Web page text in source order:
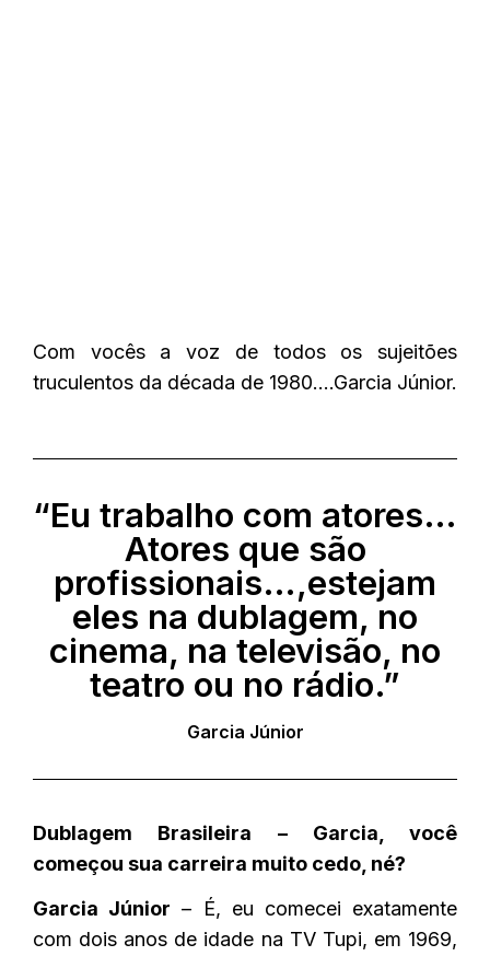
Com vocês a voz de todos os sujeitões
truculentos da década de 1980….Garcia Júnior.
“Eu trabalho com atores…
Atores que são
profissionais…,estejam
eles na dublagem, no
cinema, na televisão, no
teatro ou no rádio.”
Garcia Júnior
Dublagem Brasileira – Garcia, você
começou sua carreira muito cedo, né?
Garcia Júnior – É, eu comecei exatamente
com dois anos de idade na TV Tupi, em 1969,